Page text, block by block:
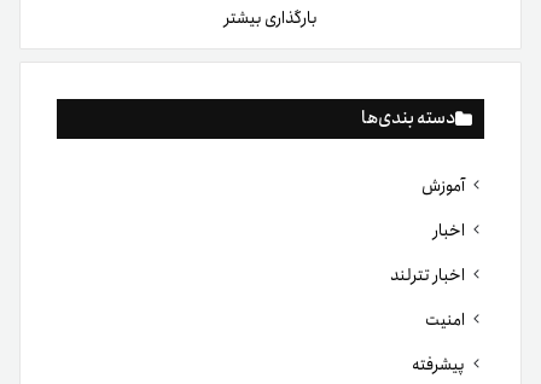
دسته بندی‌ها
آموزش
اخبار
اخبار تترلند
امنیت
پیشرفته
بارگذاری بیشتر